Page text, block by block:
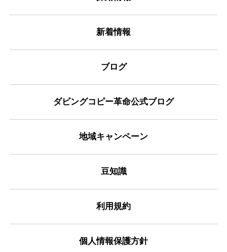
新着情報
ブログ
ダビングコピー革命公式ブログ
地域キャンペーン
豆知識
利用規約
個人情報保護方針